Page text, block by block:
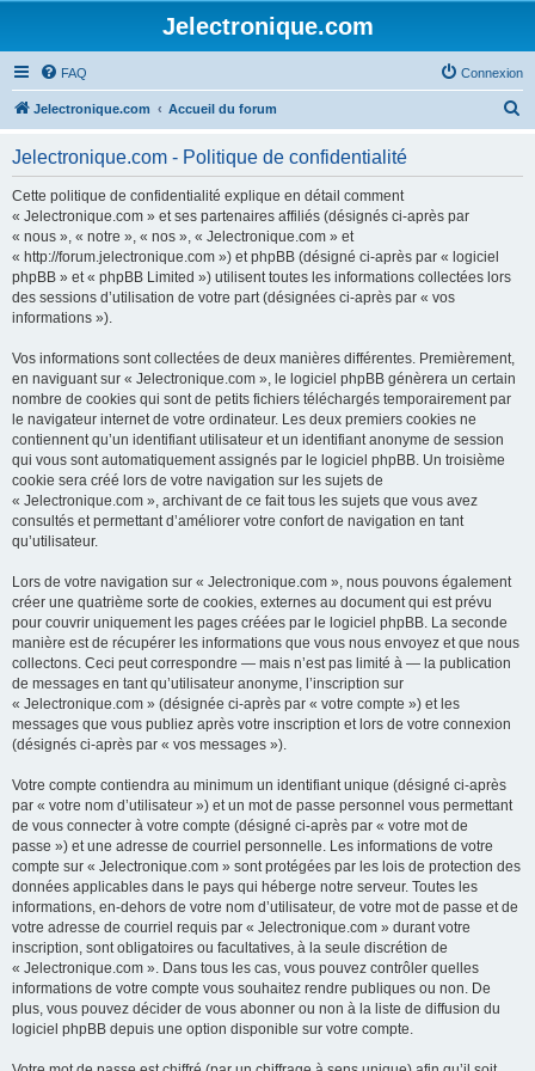
Jelectronique.com
FAQ Connexion
Jelectronique.com Accueil du forum
Jelectronique.com - Politique de confidentialité
Cette politique de confidentialité explique en détail comment
« Jelectronique.com » et ses partenaires affiliés (désignés ci-après par
« nous », « notre », « nos », « Jelectronique.com » et
« http://forum.jelectronique.com ») et phpBB (désigné ci-après par « logiciel
phpBB » et « phpBB Limited ») utilisent toutes les informations collectées lors
des sessions d’utilisation de votre part (désignées ci-après par « vos
informations »).
Vos informations sont collectées de deux manières différentes. Premièrement,
en naviguant sur « Jelectronique.com », le logiciel phpBB génèrera un certain
nombre de cookies qui sont de petits fichiers téléchargés temporairement par
le navigateur internet de votre ordinateur. Les deux premiers cookies ne
contiennent qu’un identifiant utilisateur et un identifiant anonyme de session
qui vous sont automatiquement assignés par le logiciel phpBB. Un troisième
cookie sera créé lors de votre navigation sur les sujets de
« Jelectronique.com », archivant de ce fait tous les sujets que vous avez
consultés et permettant d’améliorer votre confort de navigation en tant
qu’utilisateur.
Lors de votre navigation sur « Jelectronique.com », nous pouvons également
créer une quatrième sorte de cookies, externes au document qui est prévu
pour couvrir uniquement les pages créées par le logiciel phpBB. La seconde
manière est de récupérer les informations que vous nous envoyez et que nous
collectons. Ceci peut correspondre — mais n’est pas limité à — la publication
de messages en tant qu’utilisateur anonyme, l’inscription sur
« Jelectronique.com » (désignée ci-après par « votre compte ») et les
messages que vous publiez après votre inscription et lors de votre connexion
(désignés ci-après par « vos messages »).
Votre compte contiendra au minimum un identifiant unique (désigné ci-après
par « votre nom d’utilisateur ») et un mot de passe personnel vous permettant
de vous connecter à votre compte (désigné ci-après par « votre mot de
passe ») et une adresse de courriel personnelle. Les informations de votre
compte sur « Jelectronique.com » sont protégées par les lois de protection des
données applicables dans le pays qui héberge notre serveur. Toutes les
informations, en-dehors de votre nom d’utilisateur, de votre mot de passe et de
votre adresse de courriel requis par « Jelectronique.com » durant votre
inscription, sont obligatoires ou facultatives, à la seule discrétion de
« Jelectronique.com ». Dans tous les cas, vous pouvez contrôler quelles
informations de votre compte vous souhaitez rendre publiques ou non. De
plus, vous pouvez décider de vous abonner ou non à la liste de diffusion du
logiciel phpBB depuis une option disponible sur votre compte.